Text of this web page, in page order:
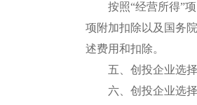
按照“经营所得”项
项附加扣除以及国务
述费用和扣除。
五、创投企业选择
六、创投企业选择